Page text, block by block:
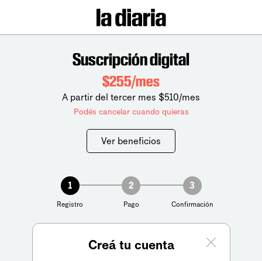
Suscripción digital
$255/mes
A partir del tercer mes $510/mes
Podés cancelar cuando quieras
Ver beneficios
1
Registro
2
Pago
3
Confirmación
Creá tu cuenta